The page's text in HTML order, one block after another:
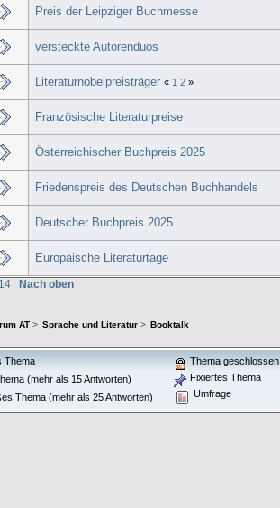
Preis der Leipziger Buchmesse
versteckte Autorenduos
Literaturnobelpreisträger « 1 2»
Französische Literaturpreise
Österreichischer Buchpreis 2025
Friedenspreis des Deutschen Buchhandels
Deutscher Buchpreis 2025
Europäische Literaturtage
14 Nach oben
AT> Sprache und Literatur> Booktalk
Thema
(mehr als 15 Antworten)
Thema (mehr als 25 Antworten)
Thema geschlossen
Fixiertes Thema
Umfrage